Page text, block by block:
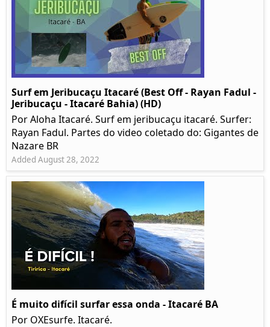
Surf em Jeribucaçu Itacaré (Best Off - Rayan Fadul -
Jeribucaçu - Itacaré Bahia) (HD)
Por Aloha Itacaré. Surf em jeribucaçu itacaré. Surfer:
Rayan Fadul. Partes do video coletado do: Gigantes de
Nazare BR
Added August 28, 2022
É muito difícil surfar essa onda - Itacaré BA
Por OXEsurfe. Itacaré.